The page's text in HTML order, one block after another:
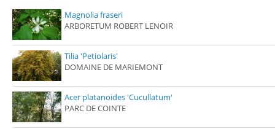
Magnolia fraseri
ARBORETUM ROBERT LENOIR
Tilia 'Petiolaris'
DOMAINE DE MARIEMONT
Acer platanoides 'Cucullatum'
PARC DE COINTE